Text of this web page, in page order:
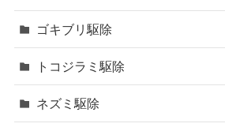
ゴキブリ駆除
トコジラミ駆除
ネズミ駆除